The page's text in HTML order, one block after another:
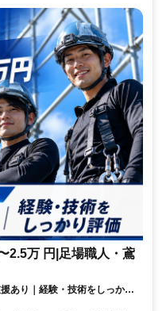
2.5万 円|足場職人・鳶
あり｜経験・技術をしっかり